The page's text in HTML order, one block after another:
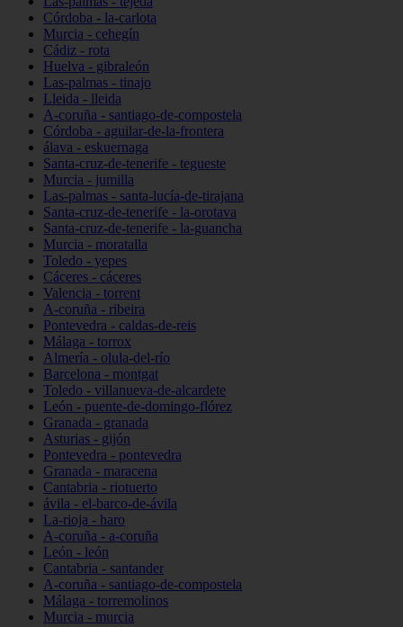
Córdoba - la-carlota
Murcia - cehegín
Cádiz - rota
Huelva - gibraleón
Las-palmas - tinajo
Lleida - lleida
A-coruña - santiago-de-compostela
Córdoba - aguilar-de-la-frontera
álava - eskuernaga
Santa-cruz-de-tenerife - tegueste
Murcia - jumilla
Las-palmas - santa-lucía-de-tirajana
Santa-cruz-de-tenerife - la-orotava
Santa-cruz-de-tenerife - la-guancha
Murcia - moratalla
Toledo - yepes
Cáceres - cáceres
Valencia - torrent
A-coruña - ribeira
Pontevedra - caldas-de-reis
Málaga - torrox
Almería - olula-del-río
Barcelona - montgat
Toledo - villanueva-de-alcardete
León - puente-de-domingo-flórez
Granada - granada
Asturias - gijón
Pontevedra - pontevedra
Granada - maracena
Cantabria - riotuerto
ávila - el-barco-de-ávila
La-rioja - haro
A-coruña - a-coruña
León - león
Cantabria - santander
A-coruña - santiago-de-compostela
Málaga - torremolinos
Murcia - murcia